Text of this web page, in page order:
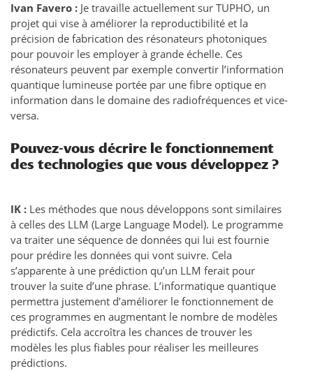
Ivan Favero : Je travaille actuellement sur TUPHO, un
projet qui vise à améliorer la reproductibilité et la
précision de fabrication des résonateurs photoniques
pour pouvoir les employer à grande échelle. Ces
résonateurs peuvent par exemple convertir l’information
quantique lumineuse portée par une fibre optique en
information dans le domaine des radiofréquences et vice-
versa.
Pouvez-vous décrire le fonctionnement
des technologies que vous développez ?
IK : Les méthodes que nous développons sont similaires
à celles des LLM (Large Language Model). Le programme
va traiter une séquence de données qui lui est fournie
pour prédire les données qui vont suivre. Cela
s’apparente à une prédiction qu’un LLM ferait pour
trouver la suite d’une phrase. L’informatique quantique
permettra justement d’améliorer le fonctionnement de
ces programmes en augmentant le nombre de modèles
prédictifs. Cela accroîtra les chances de trouver les
modèles les plus fiables pour réaliser les meilleures
prédictions.